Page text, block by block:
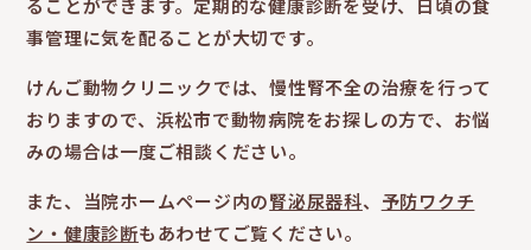
ることができます。定期的な健康診断を受け、日頃の食
事管理に気を配ることが大切です。
けんご動物クリニックでは、慢性腎不全の治療を行って
おりますので、浜松市で動物病院をお探しの方で、お悩
みの場合は一度ご相談ください。
また、当院ホームページ内の腎泌尿器科、 予防ワクチ
ン・健康診断もあわせてご覧ください。